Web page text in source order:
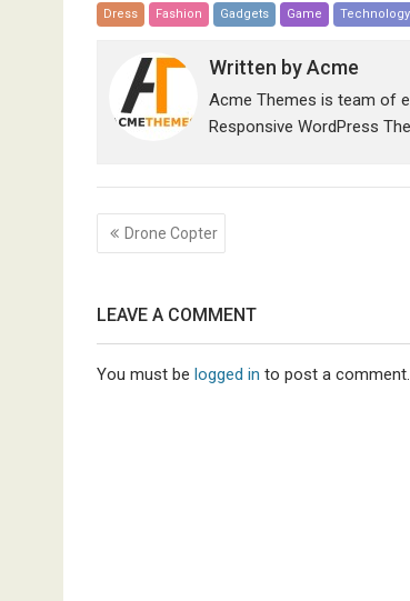
Dress Fashion Gadgets Game Technology
Written byAcme
Acme Themes is team of
Responsive WordPress
Post
navigation
Drone Copter
LEAVE A COMMENT
You must be logged in to post a comment.